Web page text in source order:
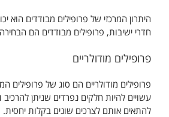
היתרון המרכזי של פרופילים מבודדים
חדרי ישיבות, פרופילים מבודדים הם
פרופילים מודולריים
פרופילים מודולריים הם סוג של פרופילים
עשויים להיות חלקים נפרדים שניתן
להתאים אותם לצרכים שונים בקלות יחסית.